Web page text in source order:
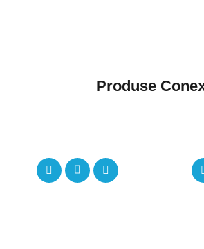
Produse